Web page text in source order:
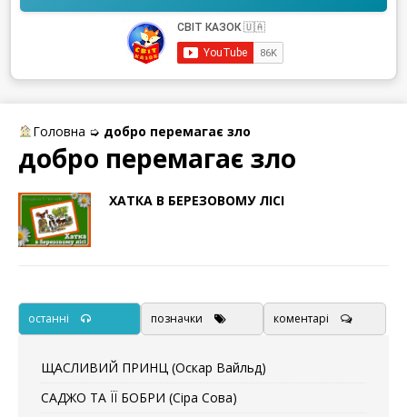
Головна ➭ добро перемагає зло
добро перемагає зло
ХАТКА В БЕРЕЗОВОМУ ЛІСІ
останні позначки коментарі
ЩАСЛИВИЙ ПРИНЦ (Оскар Вайльд)
САДЖО ТА ЇЇ БОБРИ (Сіра Сова)